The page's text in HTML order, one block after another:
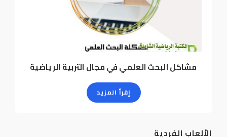
مشاكل البحث العلمي في مجال التربية الرياضية
إقرأ المزيد
الألعاب الفردية